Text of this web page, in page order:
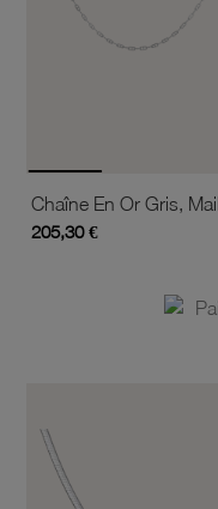
205,30 €